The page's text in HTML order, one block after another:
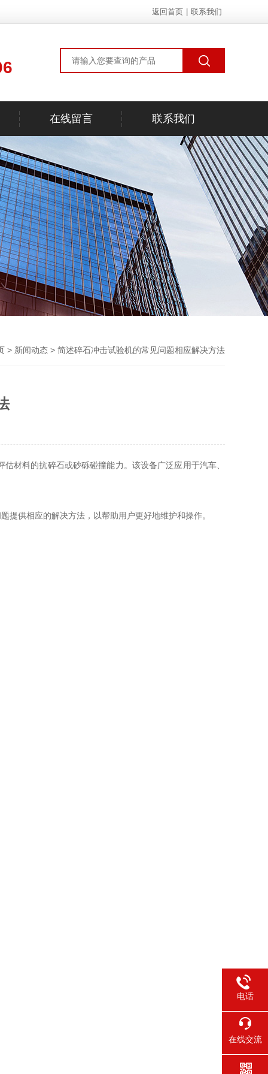
返回首页 联系我们
在线留言 联系我们
> 新闻动态 > 简述碎石冲击试验机的常见问题相应解决方法
材料的抗碎石或砂砾碰撞能力。该设备广泛应用于汽车、
提供相应的解决方法，以帮助用户更好地维护和操作。
电话
在线交流